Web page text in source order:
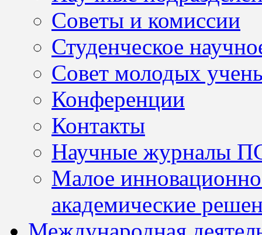
Советы и комиссии
Студенческое
Совет молодых
Конференции
Контакты
Научные журналы
Малое
академические